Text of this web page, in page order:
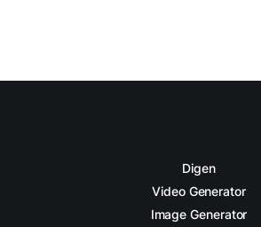
Digen
Video Generator
Image Generator